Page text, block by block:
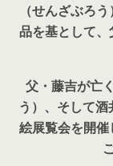
（せんざぶろ
品を基として
父・藤吉が亡
う）、そして
絵展覧会を開